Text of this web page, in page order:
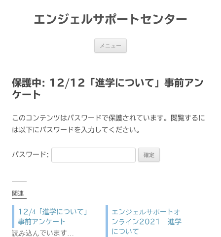
エンジェルサポートセンター
メニュー
保護中: 12/12「進学について」事前アン
ケート
このコンテンツはパスワードで保護されています。閲覧するに
は以下にパスワードを入力してください。
パスワード:
関連
12/4「進学について」
事前アンケート
読み込んでいます…
エンジェルサポートオ
ンライン2021 進学
について